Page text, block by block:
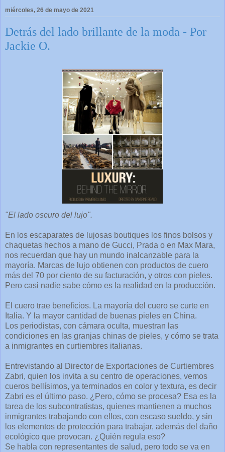
miércoles, 26 de mayo de 2021
Detrás del lado brillante de la moda - Por
Jackie O.
"El lado oscuro del lujo".
En los escaparates de lujosas boutiques los finos bolsos y
chaquetas hechos a mano de Gucci, Prada o en Max Mara,
nos recuerdan que hay un mundo inalcanzable para la
mayoría. Marcas de lujo obtienen con productos de cuero
más del 70 por ciento de su facturación, y otros con pieles.
Pero casi nadie sabe cómo es la realidad en la producción.
El cuero trae beneficios. La mayoría del cuero se curte en
Italia. Y la mayor cantidad de buenas pieles en China.
Los periodistas, con cámara oculta, muestran las
condiciones en las granjas chinas de pieles, y cómo se trata
a inmigrantes en curtiembres italianas.
Entrevistando al Director de Exportaciones de Curtiembres
Zabri, quien los invita a su centro de operaciones, vemos
cueros bellísimos, ya terminados en color y textura, es decir
Zabri es el último paso. ¿Pero, cómo se procesa? Esa es la
tarea de los subcontratistas, quienes mantienen a muchos
inmigrantes trabajando con ellos, con escaso sueldo, y sin
los elementos de protección para trabajar, además del daño
ecológico que provocan. ¿Quién regula eso?
Se habla con representantes de salud, pero todo se va en